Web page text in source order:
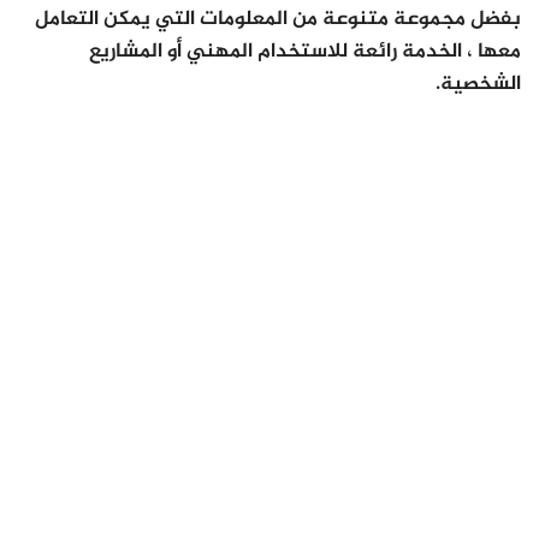
بفضل مجموعة متنوعة من المعلومات التي يمكن التعامل
معها ، الخدمة رائعة للاستخدام المهني أو المشاريع
الشخصية.